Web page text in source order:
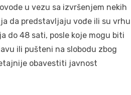
u vezu sa izvršenjem nekih
da predstavljaju vođe ili su vrhu
do 48 sati, posle koje mogu biti
ili pušteni na slobodu zbog
obavestiti javnost